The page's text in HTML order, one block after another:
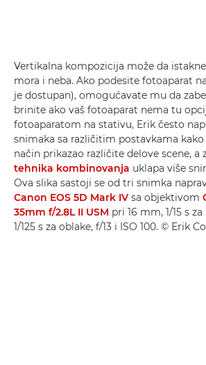
Vertikalna kompozicija može da
mora i neba. Ako podesite fotoaparat na
je dostupan), omogućavate mu da
brinite ako vaš fotoaparat nema tu
fotoaparatom na stativu, Erik često
snimaka sa različitim postavkama
način prikazao različite delove scene,
tehnika kombinovanja uklapa više
Ova slika sastoji se od tri snimka
Canon EOS 5D Mark IV sa objektivom
35mm f/2.8L II USM pri 16 mm, 1/15 s
1/125 s za oblake, f/13 i ISO 100. © Erik